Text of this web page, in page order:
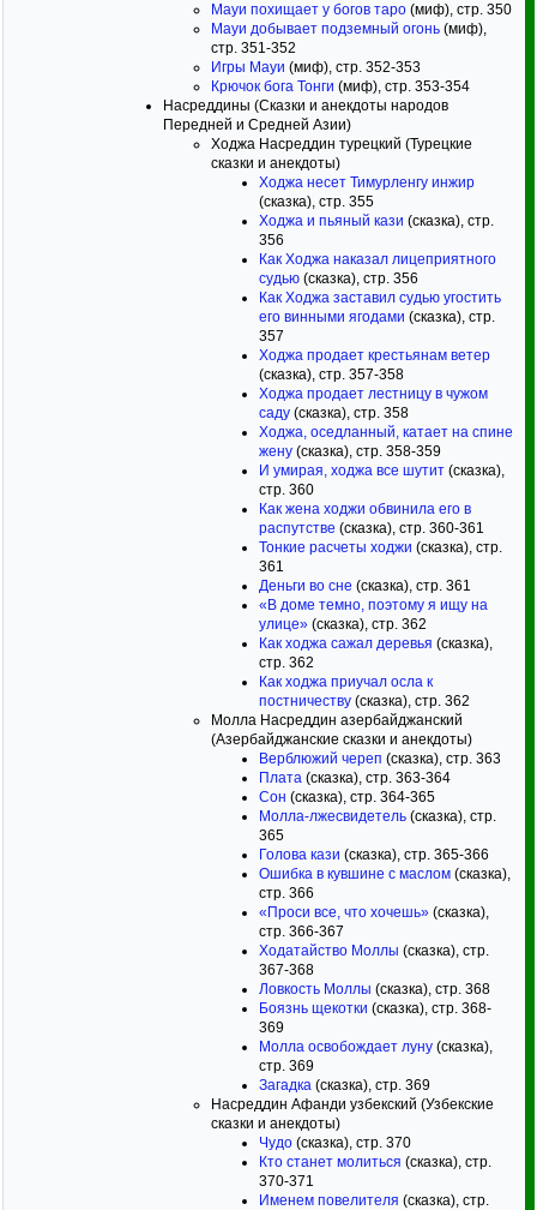
Мауи похищает у богов таро (миф), стр. 350
Мауи добывает подземный огонь (миф),
стр. 351-352
Игры Мауи (миф), стр. 352-353
Крючок бога Тонги (миф), стр. 353-354
Насреддины (Сказки и анекдоты народов
Передней и Средней Азии)
Ходжа Насреддин турецкий (Турецкие
сказки и анекдоты)
Ходжа несет Тимурленгу инжир
(сказка), стр. 355
Ходжа и пьяный кази (сказка), стр.
356
Как Ходжа наказал лицеприятного
судью (сказка), стр. 356
Как Ходжа заставил судью угостить
его винными ягодами (сказка), стр.
357
Ходжа продает крестьянам ветер
(сказка), стр. 357-358
Ходжа продает лестницу в чужом
саду (сказка), стр. 358
Ходжа, оседланный, катает на спине
жену (сказка), стр. 358-359
И умирая, ходжа все шутит (сказка),
стр. 360
Как жена ходжи обвинила его в
распутстве (сказка), стр. 360-361
Тонкие расчеты ходжи (сказка), стр.
361
Деньги во сне (сказка), стр. 361
«В доме темно, поэтому я ищу на
улице» (сказка), стр. 362
Как ходжа сажал деревья (сказка),
стр. 362
Как ходжа приучал осла к
постничеству (сказка), стр. 362
Молла Насреддин азербайджанский
(Азербайджанские сказки и анекдоты)
Верблюжий череп (сказка), стр. 363
Плата (сказка), стр. 363-364
Сон (сказка), стр. 364-365
Молла-лжесвидетель (сказка), стр.
365
Голова кази (сказка), стр. 365-366
Ошибка в кувшине с маслом (сказка),
стр. 366
«Проси все, что хочешь» (сказка),
стр. 366-367
Ходатайство Моллы (сказка), стр.
367-368
Ловкость Моллы (сказка), стр. 368
Боязнь щекотки (сказка), стр. 368-
369
Молла освобождает луну (сказка),
стр. 369
Загадка (сказка), стр. 369
Насреддин Афанди узбекский (Узбекские
сказки и анекдоты)
Чудо (сказка), стр. 370
Кто станет молиться (сказка), стр.
370-371
Именем повелителя (сказка), стр.